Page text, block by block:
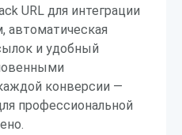
URL для интеграции
и удобный
конверсии —
профессиональной